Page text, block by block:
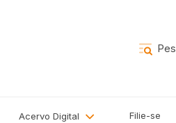
Acervo Digital Filie-se